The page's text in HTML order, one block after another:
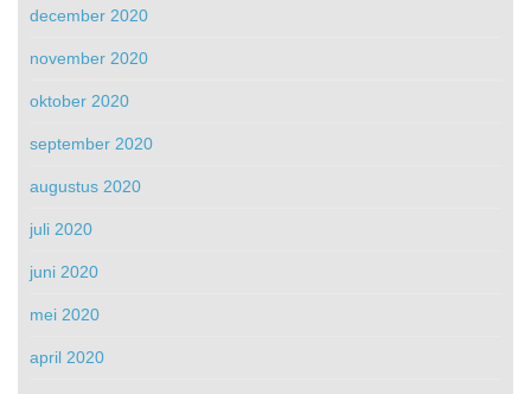
december 2020
november 2020
oktober 2020
september 2020
augustus 2020
juli 2020
juni 2020
mei 2020
april 2020